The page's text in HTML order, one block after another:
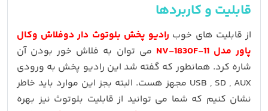
قابلیت و کاربردها
از قابلیت های خوب رادیو پخش بلوتوث دار دوفلاش وکال
پاور مدل NV-1830F-11
می توان به فلاش خور بودن آن
شاره کرد. همانطور که گفته شد این رادیو پخش به ورودی
USB , SD , AUX مجهز هست. البته بجز این موارد باید خاطر
نشان کنیم که شما می توانید از قابلیت بلوتوث نیز بهره